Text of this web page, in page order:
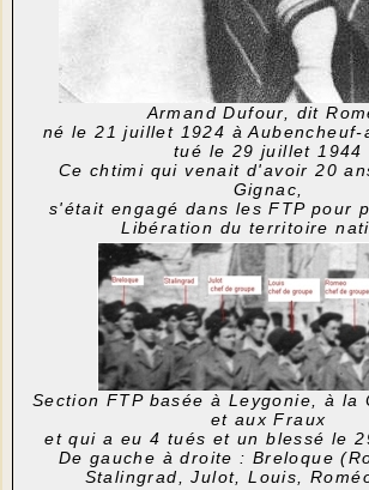
Armand Dufour, dit
né le 21 juillet 1924 à Aubencheuf-
tué le 29 juillet 1944
Ce chtimi qui venait d'avoir 20
Gignac,
s'était engagé dans les FTP pour
Libération du territoire
Section FTP basée à Leygonie, à la
et aux Fraux
et qui a eu 4 tués et un blessé le
De gauche à droite : Breloque
Stalingrad, Julot, Louis,